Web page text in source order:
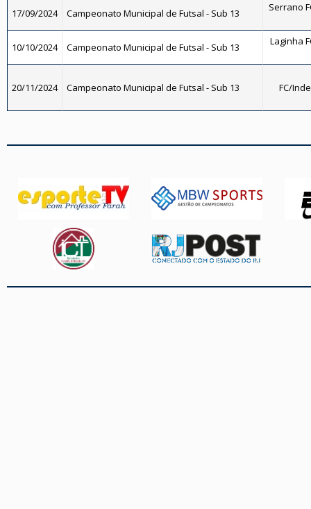
17/09/2024 Campeonato Municipal de Futsal - Sub 13 Serrano
10/10/2024 Campeonato Municipal de Futsal - Sub 13 Laginha
20/11/2024 Campeonato Municipal de Futsal - Sub 13 FC/